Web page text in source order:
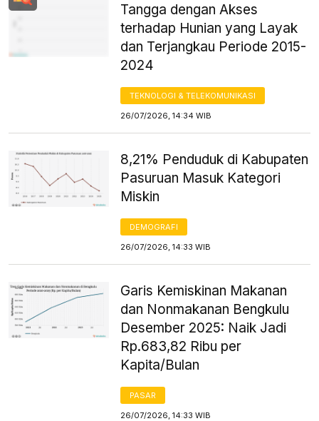
Tangga dengan Akses
terhadap Hunian yang Layak
dan Terjangkau Periode 2015-
2024
TEKNOLOGI & TELEKOMUNIKASI
26/07/2026, 14:34 WIB
8,21% Penduduk di Kabupaten
Pasuruan Masuk Kategori
Miskin
DEMOGRAFI
26/07/2026, 14:33 WIB
Garis Kemiskinan Makanan
dan Nonmakanan Bengkulu
Desember 2025: Naik Jadi
Rp.683,82 Ribu per
Kapita/Bulan
PASAR
26/07/2026, 14:33 WIB